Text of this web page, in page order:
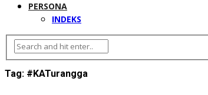
PERSONA
INDEKS
Tag: #KATurangga